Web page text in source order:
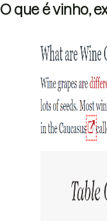
O que é vinho,